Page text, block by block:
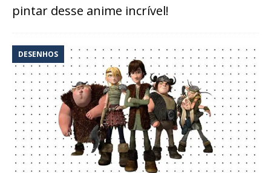
pintar desse anime incrível!
DESENHOS